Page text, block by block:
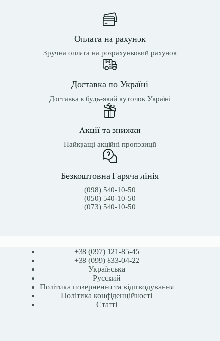
Оплата на рахунок
Зручна оплата на розрахунковий рахунок
Доставка по Україні
Доставка в будь-який куточок Україні
Акції та знижки
Найкращі акційні пропозиції
Безкоштовна Гаряча лінія
(098) 540-10-50
(050) 540-10-50
(073) 540-10-50
+38 (097) 121-85-45
+38 (099) 833-04-22
Українська
Русский
Політика повернення та відшкодування
Політика конфіденційності
Статті